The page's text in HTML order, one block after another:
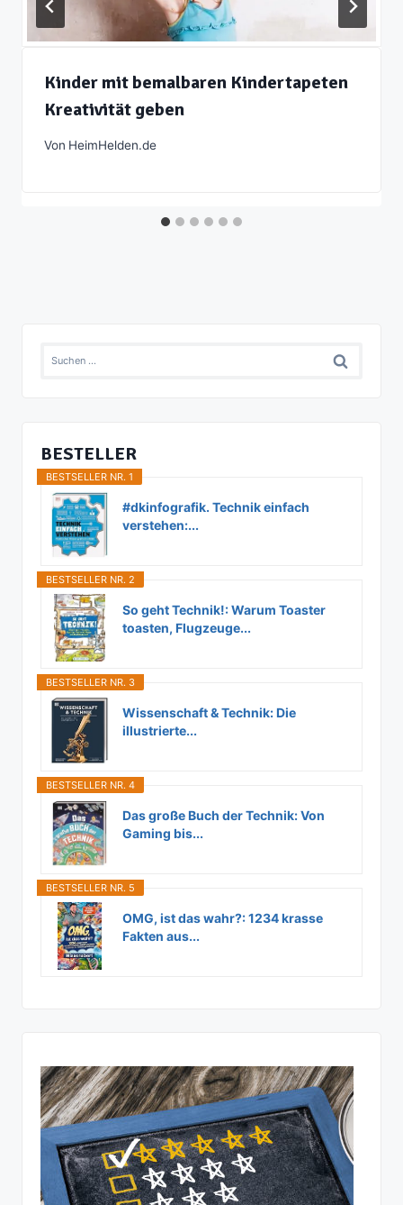
Kinder mit bemalbaren Kindertapeten
Kreativität geben
Von HeimHelden.de
Suchen
BESTELLER
BESTSELLER NR. 1
#dkinfografik. Technik einfach
verstehen:...
BESTSELLER NR. 2
So geht Technik!: Warum Toaster
toasten, Flugzeuge...
BESTSELLER NR. 3
Wissenschaft & Technik: Die
illustrierte...
BESTSELLER NR. 4
Das große Buch der Technik: Von
Gaming bis...
BESTSELLER NR. 5
OMG, ist das wahr?: 1234 krasse
Fakten aus...